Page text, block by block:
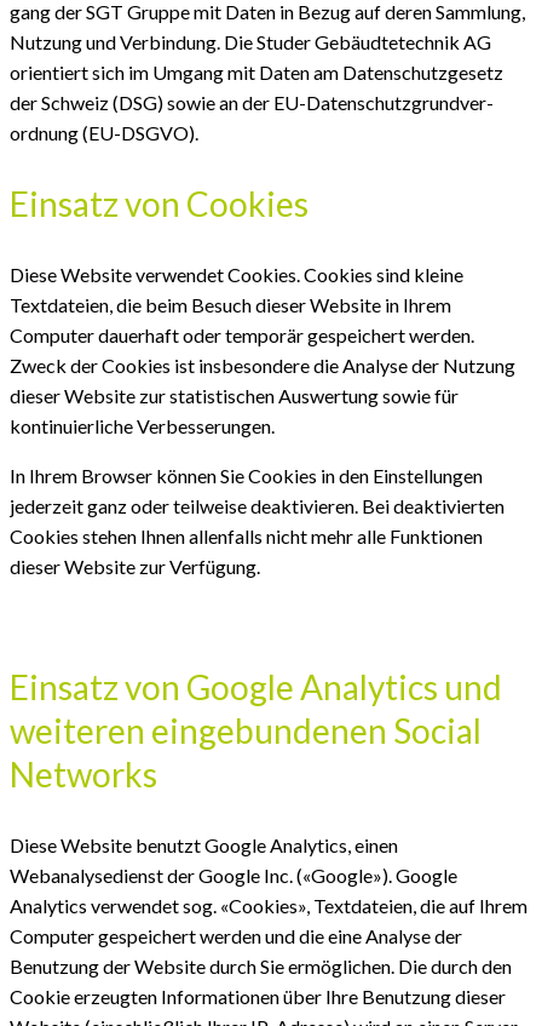
gang der SGT Gruppe mit Daten in Bezug auf deren Sammlung,
Nutzung und Verbindung. Die Studer Gebäudtetechnik AG
orientiert sich im Umgang mit Daten am Daten­schutz­gesetz
der Schweiz (DSG) sowie an der EU-Datenschutz­grund­ver­
ordnung (EU-DSGVO).
Einsatz von Cookies
Diese Website verwendet Cookies. Cookies sind kleine
Textdateien, die beim Besuch dieser Website in Ihrem
Computer dauerhaft oder temporär gespeichert werden.
Zweck der Cookies ist insbesondere die Analyse der Nutzung
dieser Website zur statistischen Auswertung sowie für
kontinuierliche Verbesserungen.
In Ihrem Browser können Sie Cookies in den Einstellungen
jederzeit ganz oder teilweise deaktivieren. Bei deaktivierten
Cookies stehen Ihnen allenfalls nicht mehr alle Funktionen
dieser Website zur Verfügung.
Einsatz von Google Analytics und
weiteren eingebundenen Social
Networks
Diese Website benutzt Google Analytics, einen
Webanalysedienst der Google Inc. («Google»). Google
Analytics verwendet sog. «Cookies», Textdateien, die auf Ihrem
Computer gespeichert werden und die eine Analyse der
Benutzung der Website durch Sie ermöglichen. Die durch den
Cookie erzeugten Informationen über Ihre Benutzung dieser